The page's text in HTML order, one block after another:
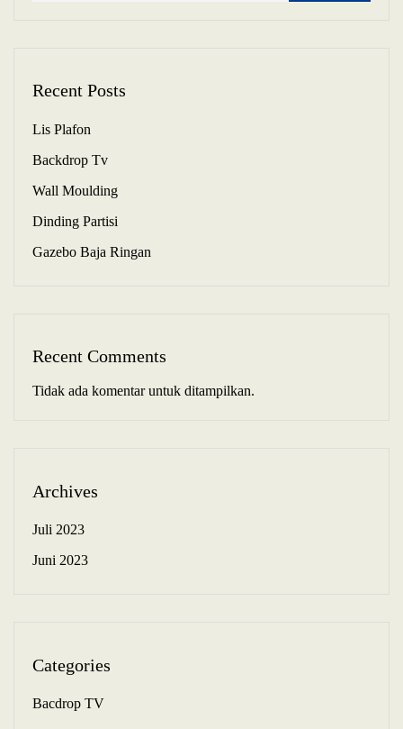
Recent Posts
Lis Plafon
Backdrop Tv
Wall Moulding
Dinding Partisi
Gazebo Baja Ringan
Recent Comments
Tidak ada komentar untuk ditampilkan.
Archives
Juli 2023
Juni 2023
Categories
Bacdrop TV